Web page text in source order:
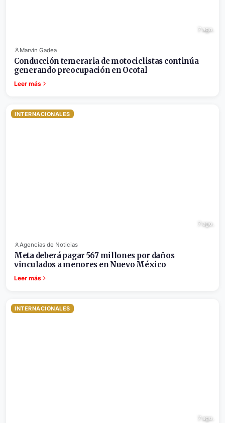
7 ago.
Marvin Gadea
Conducción temeraria de motociclistas continúa
generando preocupación en Ocotal
Leer más
INTERNACIONALES
7 ago.
Agencias de Noticias
Meta deberá pagar 567 millones por daños
vinculados a menores en Nuevo México
Leer más
INTERNACIONALES
7 ago.